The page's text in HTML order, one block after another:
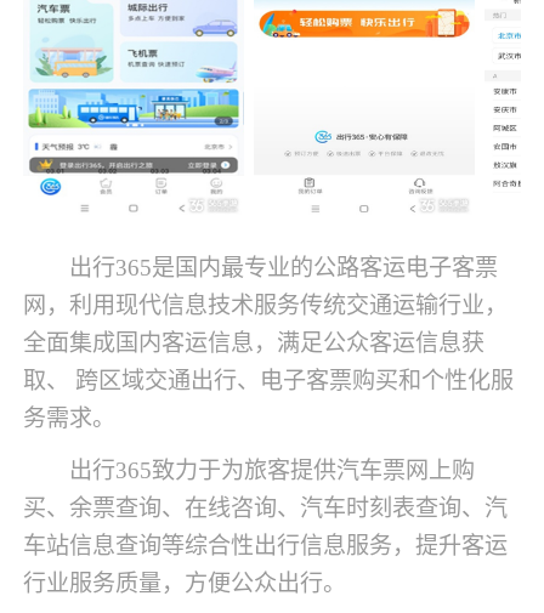
出行365是国内最专业的公路客运电子客票
网，利用现代信息技术服务传统交通运输行业，
全面集成国内客运信息，满足公众客运信息获
取、 跨区域交通出行、电子客票购买和个性化服
务需求。
出行365致力于为旅客提供汽车票网上购
买、余票查询、在线咨询、汽车时刻表查询、汽
车站信息查询等综合性出行信息服务，提升客运
行业服务质量，方便公众出行。